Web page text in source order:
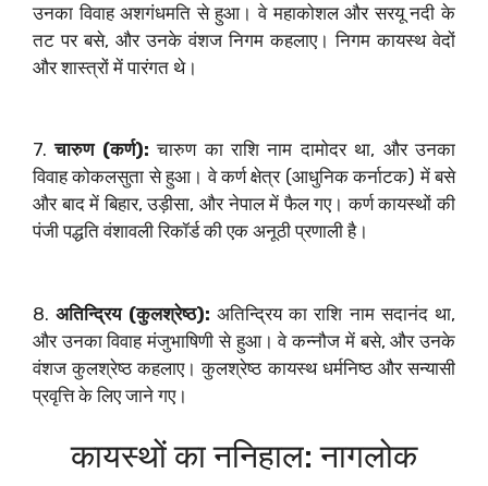
उनका विवाह अशगंधमति से हुआ। वे महाकोशल और सरयू नदी के
तट पर बसे, और उनके वंशज निगम कहलाए। निगम कायस्थ वेदों
और शास्त्रों में पारंगत थे।
7.चारुण (कर्ण): चारुण का राशि नाम दामोदर था, और उनका
विवाह कोकलसुता से हुआ। वे कर्ण क्षेत्र (आधुनिक कर्नाटक) में बसे
और बाद में बिहार, उड़ीसा, और नेपाल में फैल गए। कर्ण कायस्थों की
पंजी पद्धति वंशावली रिकॉर्ड की एक अनूठी प्रणाली है।
8.अतिन्द्रिय (कुलश्रेष्ठ): अतिन्द्रिय का राशि नाम सदानंद था,
और उनका विवाह मंजुभाषिणी से हुआ। वे कन्नौज में बसे, और उनके
वंशज कुलश्रेष्ठ कहलाए। कुलश्रेष्ठ कायस्थ धर्मनिष्ठ और सन्यासी
प्रवृत्ति के लिए जाने गए।
कायस्थों का ननिहाल: नागलोक